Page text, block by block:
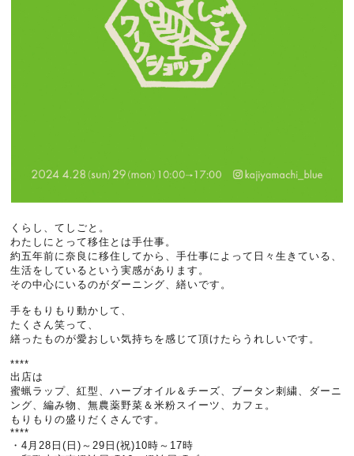
くらし、てしごと。
わたしにとって移住とは手仕事。
約五年前に奈良に移住してから、手仕事によって日々生きている、
生活をしているという実感があります。
その中心にいるのがダーニング、繕いです。
手をもりもり動かして、
たくさん笑って、
繕ったものが愛おしい気持ちを感じて頂けたらうれしいです。
****
出店は
蜜蝋ラップ、紅型、ハーブオイル＆チーズ、ブータン刺繍、ダーニ
ング、編み物、無農薬野菜＆米粉スイーツ、カフェ。
もりもりの盛りだくさんです。
****
・4月28日(日)～29日(祝)10時～17時